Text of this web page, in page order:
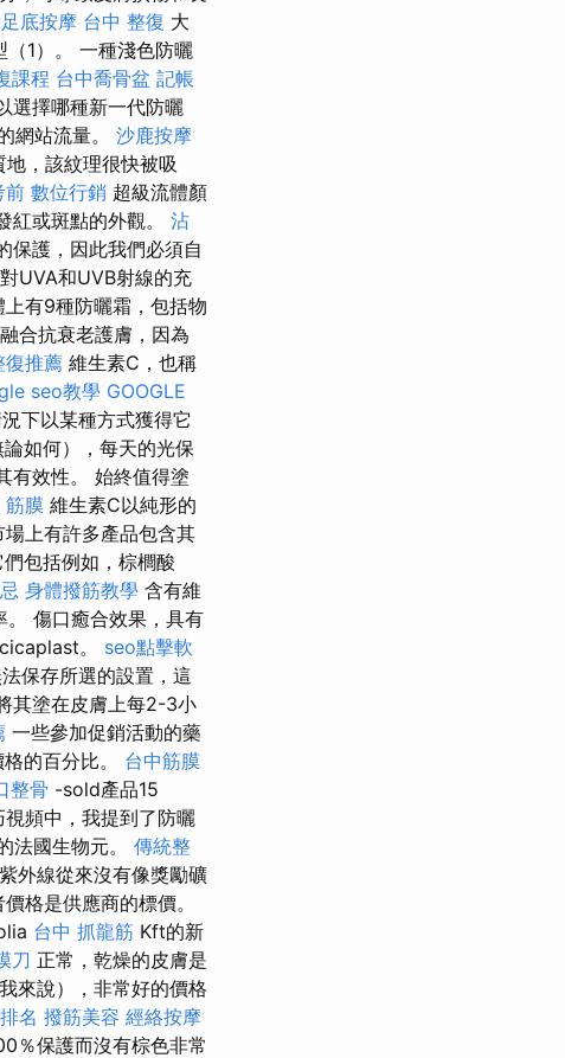
足底按摩 台中 整復 大
1）。 一種淺色防曬
課程 台中喬骨盆 記帳
選擇哪種新一代防曬
網站流量。 沙鹿按摩
，該紋理很快被吸
前 數位行銷 超級流體顏
紅或斑點的外觀。 沾
保護，因此我們必須自
UVA和UVB射線的充
上有9種防曬霜，包括物
合抗衰老護膚，因為
復推薦 維生素C，也稱
seo教學 GOOGLE
下以某種方式獲得它
如何），每天的光保
有效性。 始終值得塗
筋膜 維生素C以純形的
場上有許多產品包含其
們包括例如，棕櫚酸
身體撥筋教學 含有維
。 傷口癒合效果，具有
cicaplast。 seo點擊軟
保存所選的設置，這
其塗在皮膚上每2-3小
一些參加促銷活動的藥
的百分比。 台中筋膜
整骨 -sold產品15
頻中，我提到了防曬
法國生物元。 傳統整
外線從來沒有像獎勵礦
格是供應商的標價。
台中 抓龍筋 Kft的新
刀 正常，乾燥的皮膚是
來說），非常好的價格
名 撥筋美容 經絡按摩
％保護而沒有棕色非常